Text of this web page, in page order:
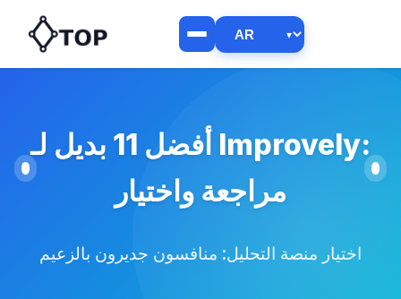
أفضل 11 بديل لـ Improvely:
مراجعة واختيار
اختيار منصة التحليل: منافسون جديرون بالزعيم